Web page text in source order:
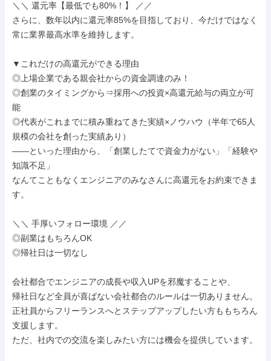
＼＼ 還元率【最低でも80%！】 ／／
さらに、数年以内に還元率85%を目指しており、今だけではなく
常に業界最高水準を維持します。
▼これだけの高還元ができる理由
◎上場企業である親会社からの資金調達のみ！
◎創業のタイミングから⇒採用への投資×高還元給与の両立が可
能
◎代表がこれまでに積み重ねてきた実績×ノウハウ（半年で65人
規模の会社を創った実績あり）
――といった理由から、「創業したてで資金力がない」「経験や
知識不足」
なんてこともなくエンジニアのみなさんに高還元をお約束できま
す。
＼＼ 手厚いフォロー環境 ／／
◎副業はもちろんOK
◎帰社日は一切なし
会社都合でエンジニアの成長や収入UPを邪魔することや、
帰社日など全員が喜ばない会社都合のルールは一切ありません。
正社員からフリーランスへとステップアップしたい方ももちろん
支援します。
ただ、社内での交流を楽しみたい方には機会を提供しています。